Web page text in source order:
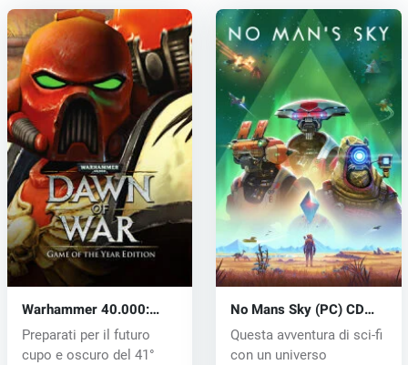
Warhammer 40.000:
Dawn of War (PC) CD key
Preparati per il futuro
cupo e oscuro del 41°
No Mans Sky (PC) CD
key
Questa avventura di sci-fi
con un universo